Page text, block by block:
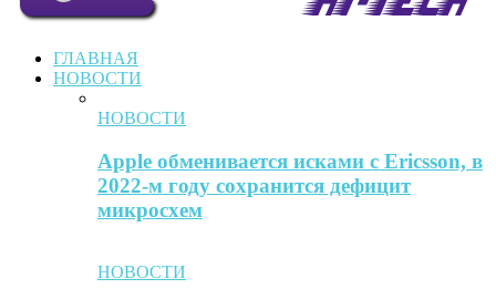
ГЛАВНАЯ
НОВОСТИ
НОВОСТИ
Apple обменивается исками с Ericsson, в
2022-м году сохранится дефицит
микросхем
НОВОСТИ